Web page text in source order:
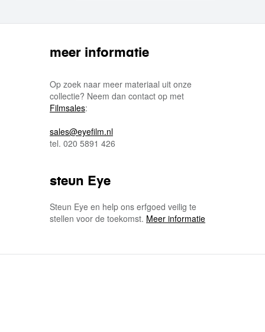
meer informatie
Op zoek naar meer materiaal uit onze
collectie? Neem dan contact op met
Filmsales:
sales@eyefilm.nl
tel. 020 5891 426
steun Eye
Steun Eye en help ons erfgoed veilig te
stellen voor de toekomst. Meer informatie